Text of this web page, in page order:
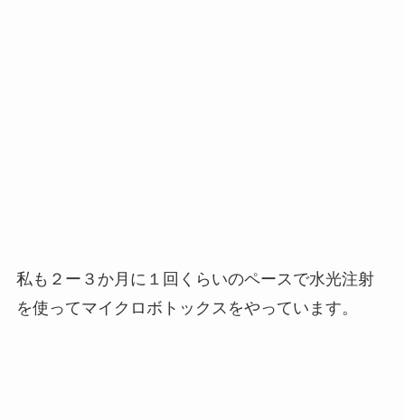
私も２ー３か月に１回くらいのペースで水光注射
を使ってマイクロボトックスをやっています。